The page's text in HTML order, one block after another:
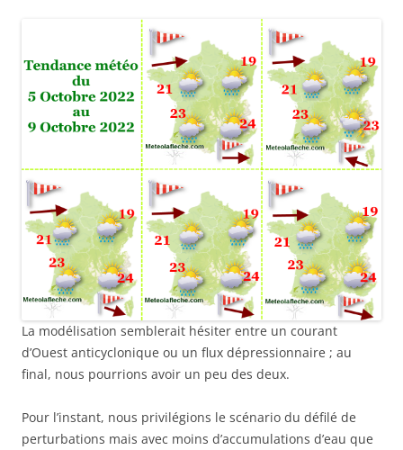
La modélisation semblerait hésiter entre un courant
d’Ouest anticyclonique ou un flux dépressionnaire ; au
final, nous pourrions avoir un peu des deux.
Pour l’instant, nous privilégions le scénario du défilé de
perturbations mais avec moins d’accumulations d’eau que